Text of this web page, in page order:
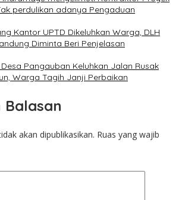
perdulikan adanya Pengaduan
Kantor UPTD Dikeluhkan Warga, DLH
Diminta Beri Penjelasan
Pangauban Keluhkan Jalan Rusak
Warga Tagih Janji Perbaikan
Balasan
akan dipublikasikan. Ruas yang wajib